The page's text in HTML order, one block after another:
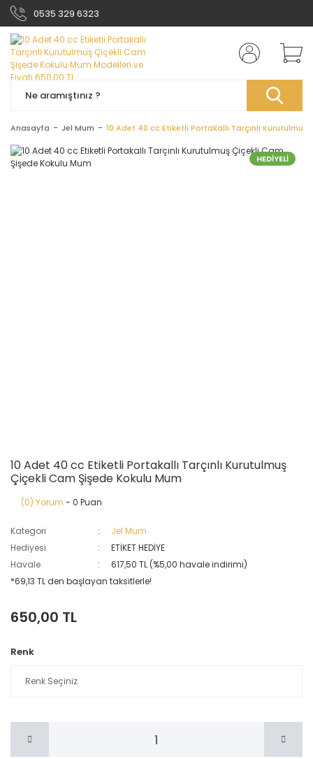
0535 329 6323
Anasayfa Jel Mum 10 Adet 40 cc Etiketli Portakallı Tarçınlı
HEDİYELİ
10 Adet 40 cc Etiketli Portakallı Tarçınlı Kurutulmuş
Çiçekli Cam Şişede Kokulu Mum
(0) Yorum - 0 Puan
Kategori
Jel Mum
Hediyesi
ETİKET HEDİYE
Havale
617,50 TL (%5,00 havale indirimi)
*69,13 TL den başlayan taksitlerle!
650,00 TL
Renk